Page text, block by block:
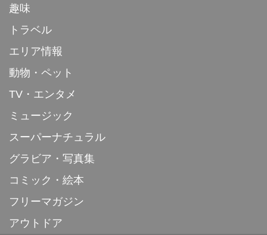
趣味
トラベル
エリア情報
動物・ペット
TV・エンタメ
ミュージック
スーパーナチュラル
グラビア・写真集
コミック・絵本
フリーマガジン
アウトドア